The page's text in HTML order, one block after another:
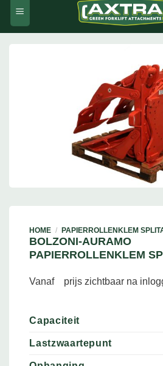
HOME / PAPIERROLLENKLEM
BOLZONI-AURAMO
PAPIERROLLENKLEM
Vanaf prijs zichtbaar na
Capaciteit
Lastzwaartepunt